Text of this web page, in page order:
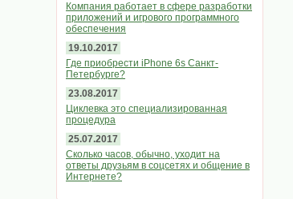
Компания работает в сфере разработки
приложений и игрового программного
обеспечения
19.10.2017
Где приобрести iPhone 6s Санкт-
Петербурге?
23.08.2017
Циклевка это специализированная
процедура
25.07.2017
Сколько часов, обычно, уходит на
ответы друзьям в соцсетях и общение в
Интернете?